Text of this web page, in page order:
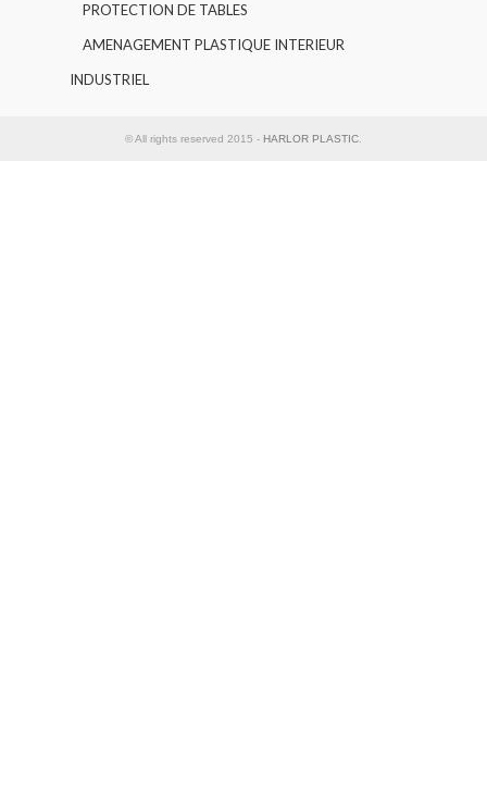
PROTECTION DE TABLES
AMENAGEMENT PLASTIQUE INTERIEUR
INDUSTRIEL
© All rights reserved 2015 - HARLOR PLASTIC